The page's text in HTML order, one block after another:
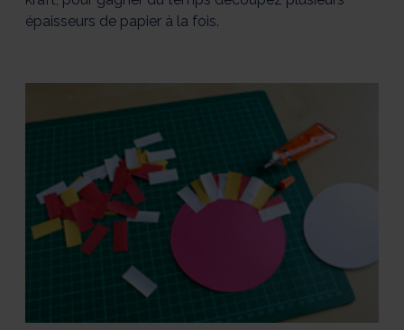
épaisseurs de papier à la fois.